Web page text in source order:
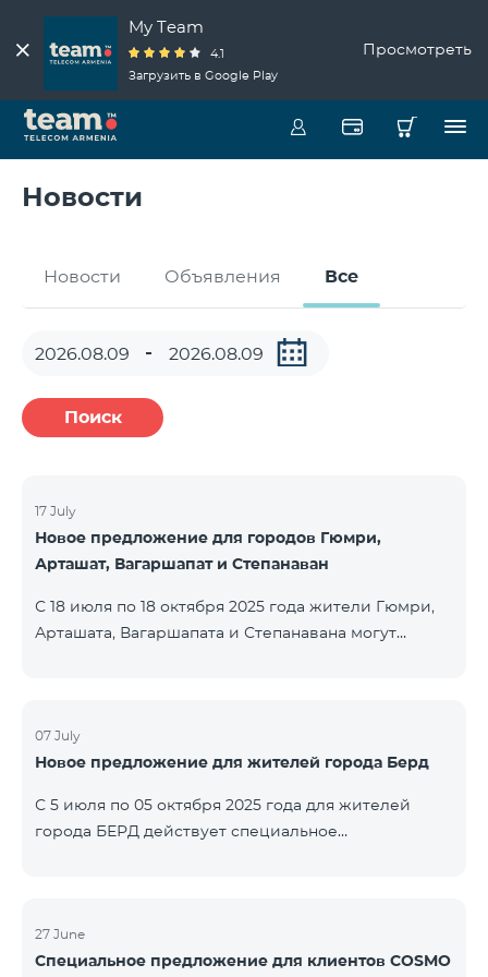
My Team
4.1
Загрузить в Google Play
Просмотреть
Новости
Новости Объявления Все
Поиск
17 July
Новое предложение для городов Гюмри,
Арташат, Вагаршапат и Степанаван
С 18 июля по 18 октября 2025 года жители Гюмри,
Арташата, Вагаршапата и Степанавана могут
первых 6 месяцев при подключении на 12 месяцев:
Название пакета Стандартная цена Цена с учётом
Региональный 6900 ֏ 3450 ֏ COSMO 3 7400
Региональный 7400 ֏ 3
07 July
Новое предложение для жителей города Берд
С 5 июля по 05 октября 2025 года для жителей
города БЕРД действует специальное
досрочного расторжения применяется штраф. С
подробной информацией о включениях в
27 June
Специальное предложение для клиентов COSMO